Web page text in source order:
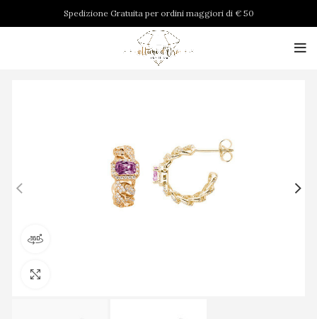
Spedizione Gratuita per ordini maggiori di € 50